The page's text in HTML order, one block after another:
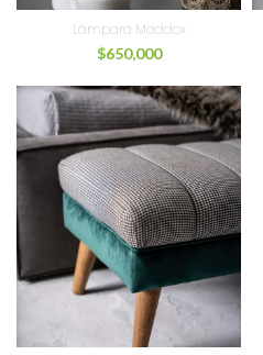
Lámpara Maddox
$650,000